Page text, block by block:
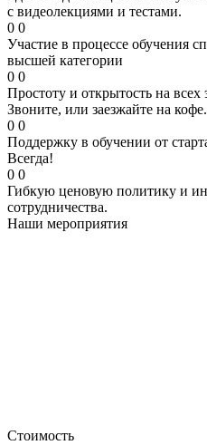
с видеолекциями и тестами.
0 0
Участие в процессе обучения
высшей категории
0 0
Простоту и открытость на всех
Звоните, или заезжайте на кофе.
0 0
Поддержку в обучении от
Всегда!
0 0
Гибкую ценовую политику и
сотрудничества.
Наши мероприятия
Стоимость